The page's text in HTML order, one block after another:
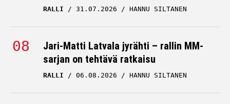
RALLI 31.07.2026 HANNU SILTANEN
Jari-Matti Latvala jyrähti – rallin MM-
sarjan on tehtävä ratkaisu
RALLI 06.08.2026 HANNU SILTANEN